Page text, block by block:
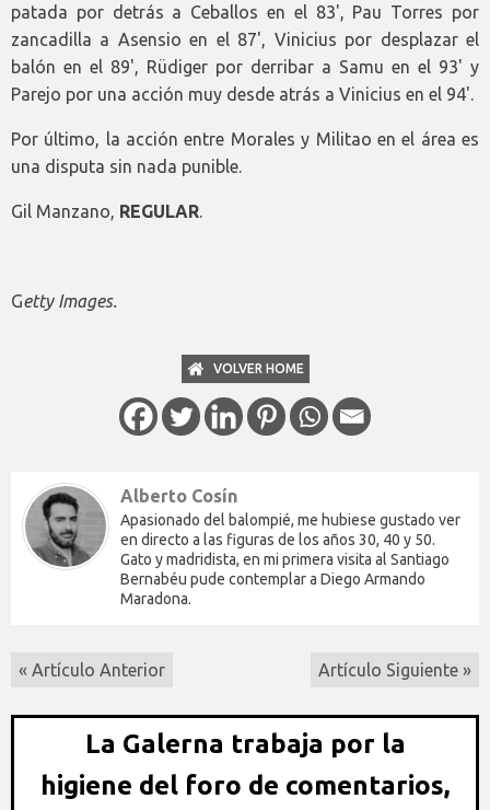
patada por detrás a Ceballos en el 83', Pau Torres por
zancadilla a Asensio en el 87', Vinicius por desplazar el
balón en el 89', Rüdiger por derribar a Samu en el 93' y
Parejo por una acción muy desde atrás a Vinicius en el 94'.
Por último, la acción entre Morales y Militao en el área es
una disputa sin nada punible.
Gil Manzano, REGULAR.
Getty Images.
VOLVER HOME
Alberto Cosín
Apasionado del balompié, me hubiese gustado ver
en directo a las figuras de los años 30, 40 y 50.
Gato y madridista, en mi primera visita al Santiago
Bernabéu pude contemplar a Diego Armando
Maradona.
« Artículo Anterior Artículo Siguiente »
La Galerna trabaja por la
higiene del foro de comentarios,